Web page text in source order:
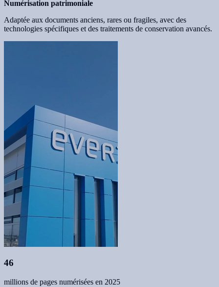
Numérisation patrimoniale
Adaptée aux documents anciens, rares ou fragiles, avec des
technologies spécifiques et des traitements de conservation avancés.
46
millions de pages numérisées en 2025